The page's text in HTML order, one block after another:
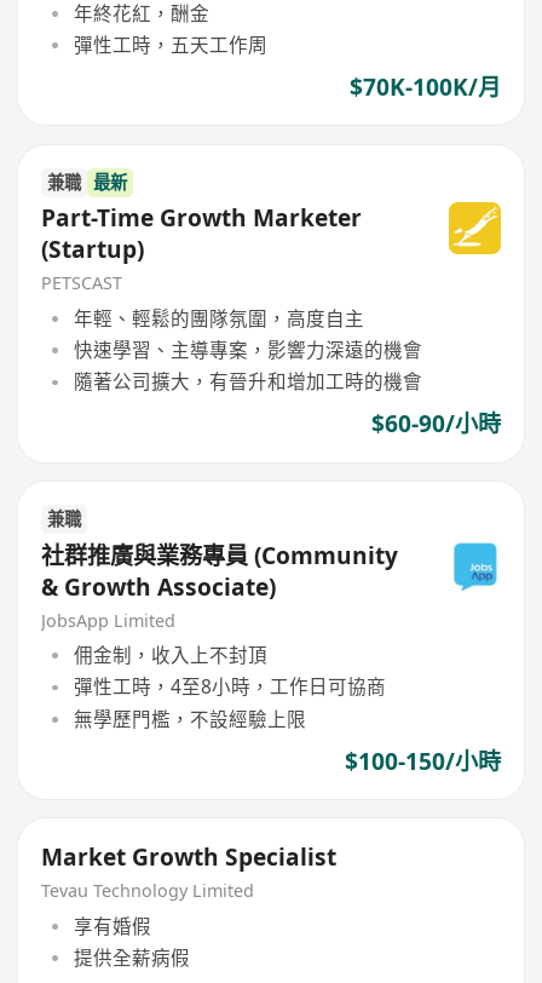
年終花紅，酬金
彈性工時，五天工作周
$70K-100K/月
兼職 最新
Part-Time Growth Marketer
(Startup)
PETSCAST
年輕、輕鬆的團隊氛圍，高度自主
快速學習、主導專案，影響力深遠的機會
隨著公司擴大，有晉升和增加工時的機會
$60-90/小時
兼職
社群推廣與業務專員 (Community
& Growth Associate)
JobsApp Limited
佣金制，收入上不封頂
彈性工時，4至8小時，工作日可協商
無學歷門檻，不設經驗上限
$100-150/小時
Market Growth Specialist
Tevau Technology Limited
享有婚假
提供全薪病假